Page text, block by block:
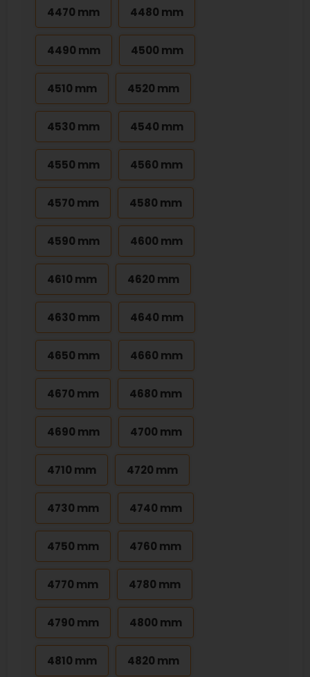
4470 mm 4480 mm
4490 mm 4500 mm
4510 mm 4520 mm
4530 mm 4540 mm
4550 mm 4560 mm
4570 mm 4580 mm
4590 mm 4600 mm
4610 mm 4620 mm
4630 mm 4640 mm
4650 mm 4660 mm
4670 mm 4680 mm
4690 mm 4700 mm
4710 mm 4720 mm
4730 mm 4740 mm
4750 mm 4760 mm
4770 mm 4780 mm
4790 mm 4800 mm
4810 mm 4820 mm